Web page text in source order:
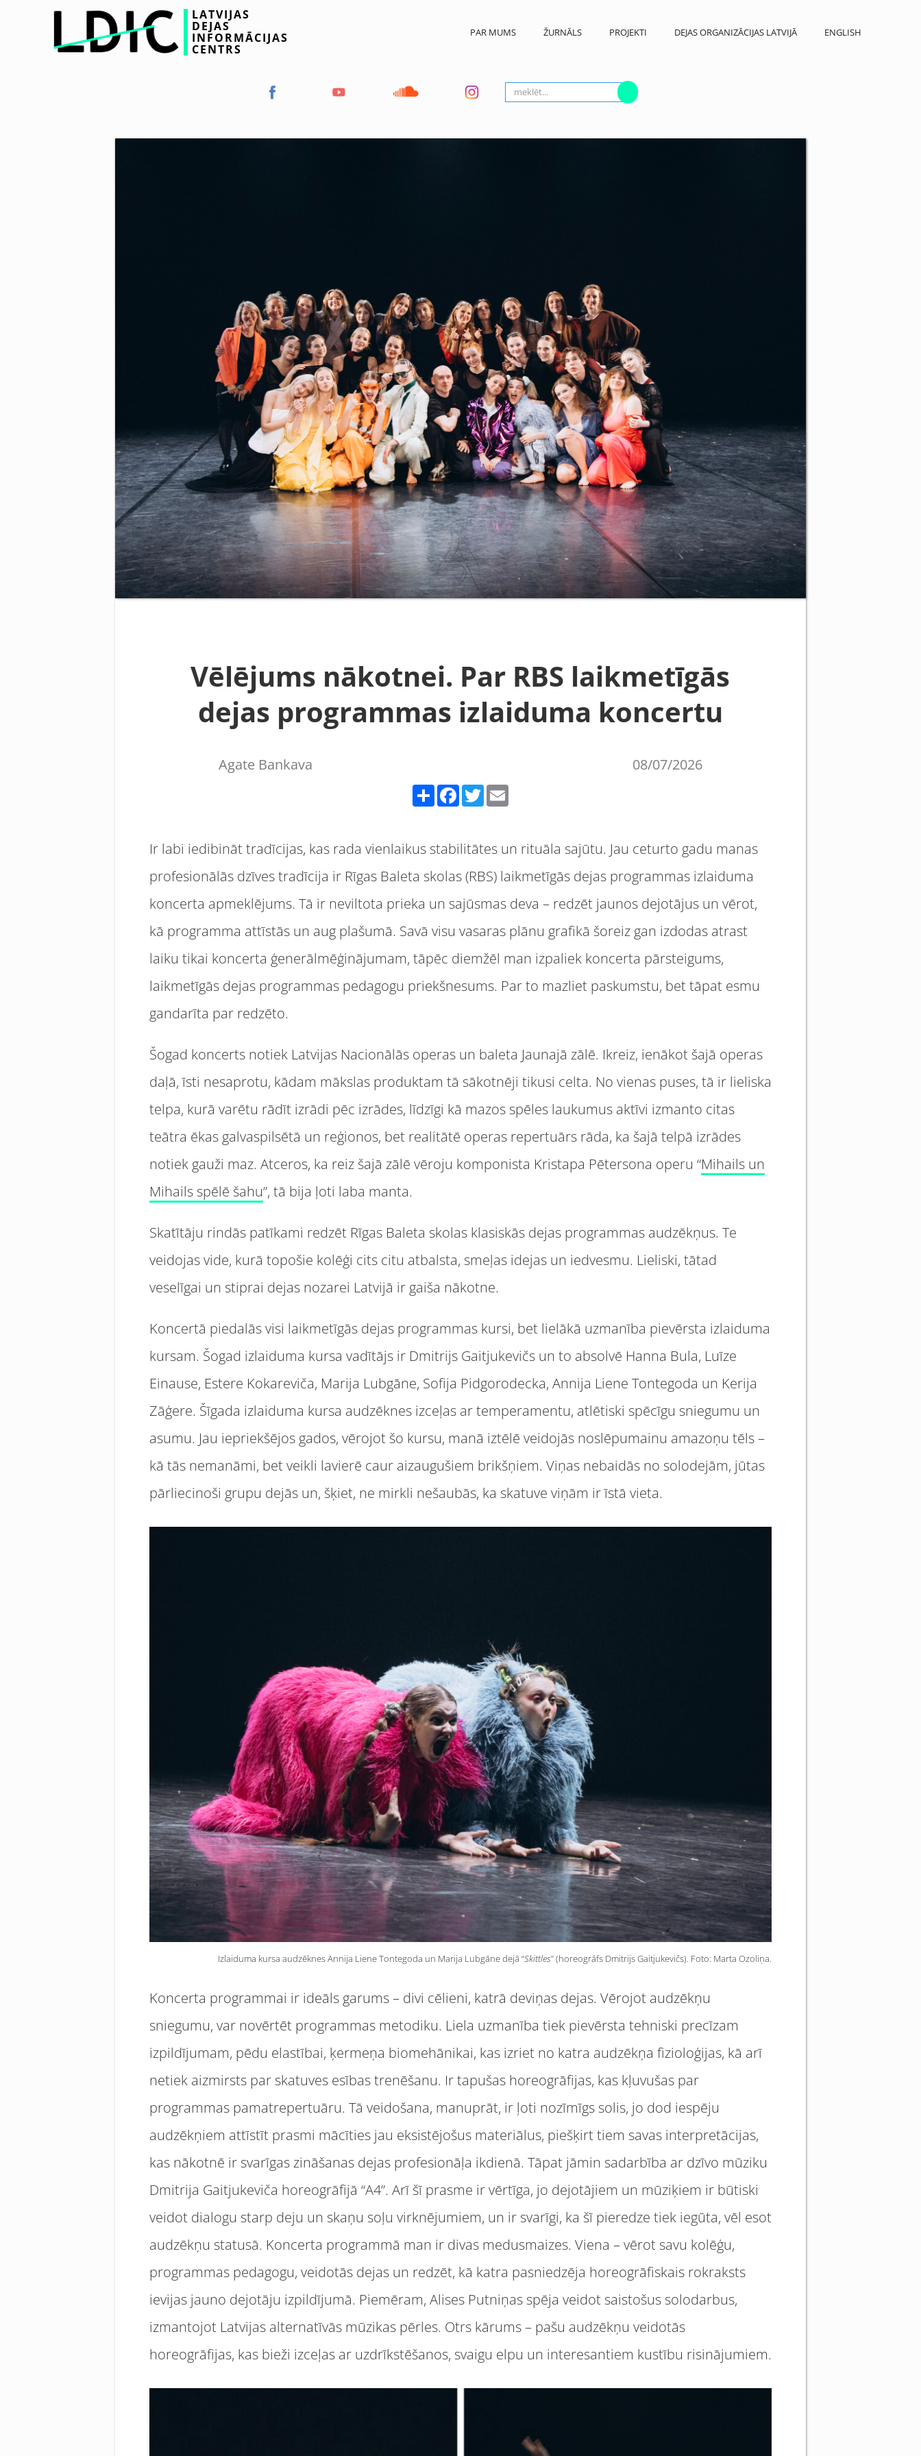
LATVIJAS
DEJAS
INFORMĀCIJAS
CENTRS
PAR MUMS ŽURNĀLS PROJEKTI DEJAS ORGANIZĀCIJAS LATVIJĀ ENGLISH
Vēlējums nākotnei. Par RBS laikmetīgās
dejas programmas izlaiduma koncertu
Agate Bankava 08/07/2026
Share FacebookTwitter
Ir labi iedibināt tradīcijas, kas rada vienlaikus stabilitātes un rituāla sajūtu. Jau ceturto gadu manas
profesionālās dzīves tradīcija ir Rīgas Baleta skolas (RBS) laikmetīgās dejas programmas izlaiduma
koncerta apmeklējums. Tā ir neviltota prieka un sajūsmas deva – redzēt jaunos dejotājus un vērot,
kā programma attīstās un aug plašumā. Savā visu vasaras plānu grafikā šoreiz gan izdodas atrast
laiku tikai koncerta ģenerālmēģinājumam, tāpēc diemžēl man izpaliek koncerta pārsteigums,
laikmetīgās dejas programmas pedagogu priekšnesums. Par to mazliet paskumstu, bet tāpat esmu
gandarīta par redzēto.
Šogad koncerts notiek Latvijas Nacionālās operas un baleta Jaunajā zālē. Ikreiz, ienākot šajā operas
daļā, īsti nesaprotu, kādam mākslas produktam tā sākotnēji tikusi celta. No vienas puses, tā ir lieliska
telpa, kurā varētu rādīt izrādi pēc izrādes, līdzīgi kā mazos spēles laukumus aktīvi izmanto citas
teātra ēkas galvaspilsētā un reģionos, bet realitātē operas repertuārs rāda, ka šajā telpā izrādes
notiek gauži maz. Atceros, ka reiz šajā zālē vēroju komponista Kristapa Pētersona operu “Mihails un
Mihails spēlē šahu”, tā bija ļoti laba manta.
Skatītāju rindās patīkami redzēt Rīgas Baleta skolas klasiskās dejas programmas audzēkņus. Te
veidojas vide, kurā topošie kolēģi cits citu atbalsta, smeļas idejas un iedvesmu. Lieliski, tātad
veselīgai un stiprai dejas nozarei Latvijā ir gaiša nākotne.
Koncertā piedalās visi laikmetīgās dejas programmas kursi, bet lielākā uzmanība pievērsta izlaiduma
kursam. Šogad izlaiduma kursa vadītājs ir Dmitrijs Gaitjukevičs un to absolvē Hanna Bula, Luīze
Einause, Estere Kokareviča, Marija Lubgāne, Sofija Pidgorodecka, Annija Liene Tontegoda un Kerija
Zāģere. Šīgada izlaiduma kursa audzēknes izceļas ar temperamentu, atlētiski spēcīgu sniegumu un
asumu. Jau iepriekšējos gados, vērojot šo kursu, manā iztēlē veidojās noslēpumainu amazoņu tēls –
kā tās nemanāmi, bet veikli lavierē caur aizaugušiem brikšņiem. Viņas nebaidās no solodejām, jūtas
pārliecinoši grupu dejās un, šķiet, ne mirkli nešaubās, ka skatuve viņām ir īstā vieta.
Izlaiduma kursa audzēknes Annija Liene Tontegoda un Marija Lubgāne dejā “Skittles” (horeogrāfs Dmitrijs Gaitjukevičs). Foto: Marta Ozoliņa.
Koncerta programmai ir ideāls garums – divi cēlieni, katrā deviņas dejas. Vērojot audzēkņu
sniegumu, var novērtēt programmas metodiku. Liela uzmanība tiek pievērsta tehniski precīzam
izpildījumam, pēdu elastībai, ķermeņa biomehānikai, kas izriet no katra audzēkņa fizioloģijas, kā arī
netiek aizmirsts par skatuves esības trenēšanu. Ir tapušas horeogrāfijas, kas kļuvušas par
programmas pamatrepertuāru. Tā veidošana, manuprāt, ir ļoti nozīmīgs solis, jo dod iespēju
audzēkņiem attīstīt prasmi mācīties jau eksistējošus materiālus, piešķirt tiem savas interpretācijas,
kas nākotnē ir svarīgas zināšanas dejas profesionāļa ikdienā. Tāpat jāmin sadarbība ar dzīvo mūziku
Dmitrija Gaitjukeviča horeogrāfijā “A4”. Arī šī prasme ir vērtīga, jo dejotājiem un mūziķiem ir būtiski
veidot dialogu starp deju un skaņu soļu virknējumiem, un ir svarīgi, ka šī pieredze tiek iegūta, vēl esot
audzēkņu statusā. Koncerta programmā man ir divas medusmaizes. Viena – vērot savu kolēģu,
programmas pedagogu, veidotās dejas un redzēt, kā katra pasniedzēja horeogrāfiskais rokraksts
ievijas jauno dejotāju izpildījumā. Piemēram, Alises Putniņas spēja veidot saistošus solodarbus,
izmantojot Latvijas alternatīvās mūzikas pērles. Otrs kārums – pašu audzēkņu veidotās
horeogrāfijas, kas bieži izceļas ar uzdrīkstēšanos, svaigu elpu un interesantiem kustību risinājumiem.